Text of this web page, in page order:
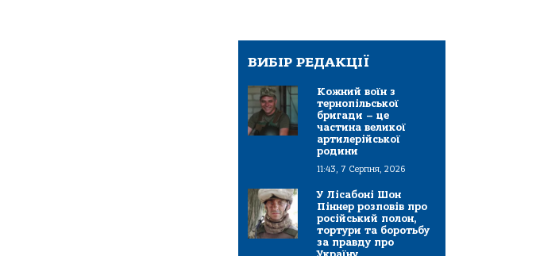
ВИБІР РЕДАКЦІЇ
Кожний воїн з
тернопільської
бригади – це
частина великої
артилерійської
родини
11:43, 7 Серпня, 2026
У Лісабоні Шон
Піннер розповів про
російський полон,
тортури та боротьбу
за правду про